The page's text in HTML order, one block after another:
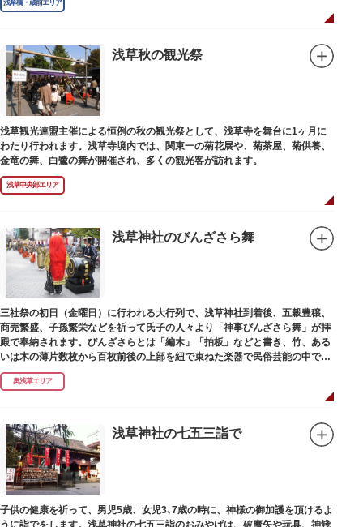
浅草橋・蔵前エリア
浅草秋の観光祭
浅草観光連盟主催による恒例の秋の観光祭として、浅草寺を舞台に1ヶ月に
わたり行われます。浅草寺境内では、関東一の菊花展や、菊茶屋、菊供養、
金竜の舞、白鷺の舞が開催され、多くの観光客が訪れます。
浅草中央部エリア
浅草神社のびんざさら舞
三社祭の初日（金曜日）に行われる大行列で、浅草神社到着後、五穀豊穣、
商売繁盛、子孫繁栄などを祈って氏子の人々より「神事びんざさら舞」が拝
殿で奉納されます。びんざさらとは「編木」「拍板」などと書き、竹、ある
いは木の薄片数枚から百枚前後の上部を紐で束ねた楽器で民俗芸能の中でも
田楽系統の踊りに用いられています。
奥浅草エリア
浅草神社の七五三詣で
子供の健康を祈って、男児5歳、女児3､7歳の時に、神様の御加護を頂けるよ
うに詣でをします。浅草神社の七五三詣のおみやげは、破魔矢や玩具、神餞